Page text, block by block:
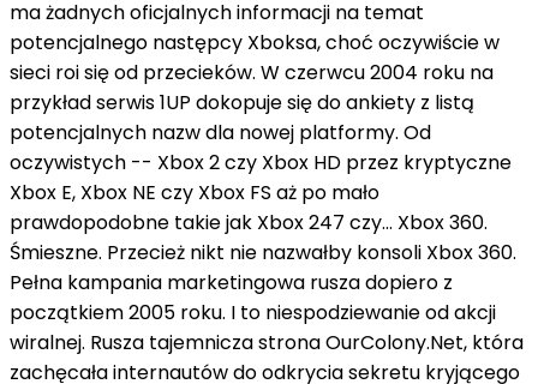
ma żadnych oficjalnych informacji na temat
potencjalnego następcy Xboksa, choć oczywiście w
sieci roi się od przecieków. W czerwcu 2004 roku na
przykład serwis 1UP dokopuje się do ankiety z listą
potencjalnych nazw dla nowej platformy. Od
oczywistych -- Xbox 2 czy Xbox HD przez kryptyczne
Xbox E, Xbox NE czy Xbox FS aż po mało
prawdopodobne takie jak Xbox 247 czy… Xbox 360.
Śmieszne. Przecież nikt nie nazwałby konsoli Xbox 360.
Pełna kampania marketingowa rusza dopiero z
początkiem 2005 roku. I to niespodziewanie od akcji
wiralnej. Rusza tajemnicza strona OurColony.Net, która
zachęcała internautów do odkrycia sekretu kryjącego